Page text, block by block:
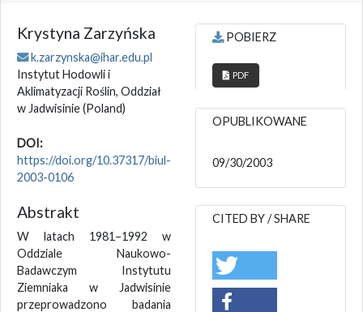
Krystyna Zarzyńska
k.zarzynska@ihar.edu.pl
Instytut Hodowli i
Aklimatyzacji Roślin, Oddział
w Jadwisinie(Poland)
DOI:
https://doi.org/10.37317/biul-
2003-0106
Abstrakt
W latach 1981–1992 w
Oddziale Naukowo-
Badawczym Instytutu
Ziemniaka w Jadwisinie
przeprowadzono badania
POBIERZ
PDF
OPUBLIKOWANE
09/30/2003
CITED BY / SHARE